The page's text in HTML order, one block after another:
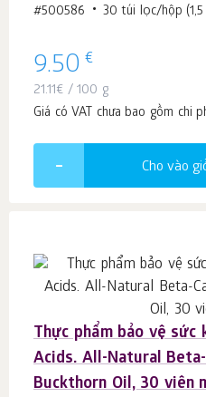
#500586 30 túi lọc/hộp
9.50 €
21.11€ / 100 g
Giá có VAT chưa bao gồm chi
Cho vào
Thực phẩm bảo vệ sức
Acids. All-Natural
Buckthorn Oil, 30 viên